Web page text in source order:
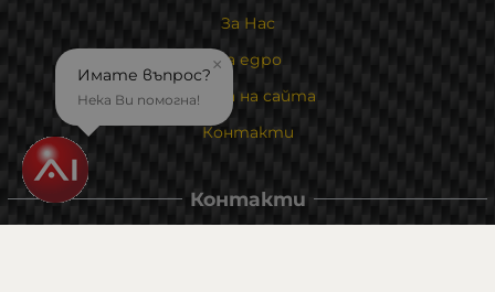
За Нас
На едро
Карта на сайта
Контакти
Контакти
×
Имате въпрос?
Нека Ви помогна!